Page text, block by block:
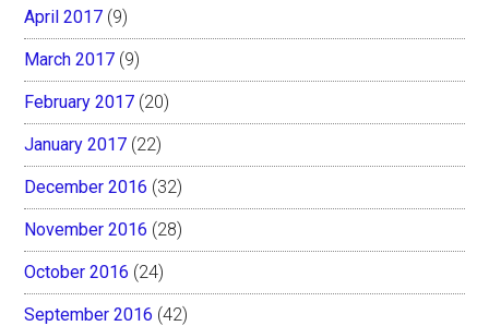
April 2017 (9)
March 2017 (9)
February 2017 (20)
January 2017 (22)
December 2016 (32)
November 2016 (28)
October 2016 (24)
September 2016 (42)